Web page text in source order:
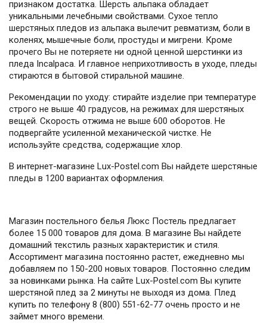
признаком достатка. Шерсть альпака обладает
уникальными лечебными свойствами. Сухое тепло
шерстяных пледов из альпака вылечит ревматизм, боли в
коленях, мышечные боли, простуды и мигрени. Кроме
прочего Вы не потеряете ни одной ценной шерстинки из
пледа Incalpaca. И главное неприхотливость в уходе, пледы
стираются в бытовой стиральной машине.
Рекомендации по уходу: стирайте изделие при температуре
строго не выше 40 градусов, на режимах для шерстяных
вещей. Скорость отжима не выше 600 оборотов. Не
подвергайте усиленной механической чистке. Не
используйте средства, содержащие хлор.
В интернет-магазине Lux-Postel.com Вы найдете шерстяные
пледы в 1200 вариантах оформления.
Магазин постельного белья Люкс Постель предлагает
более 15 000 товаров для дома. В магазине Вы найдете
домашний текстиль разных характеристик и стиля.
Ассортимент магазина постоянно растет, ежедневно мы
добавляем по 150-200 новых товаров. Постоянно следим
за новинками рынка. На сайте Lux-Postel.com Вы купите
шерстяной плед за 2 минуты не выходя из дома. Плед
купить по телефону 8 (800) 551-62-77 очень просто и не
займет много времени.